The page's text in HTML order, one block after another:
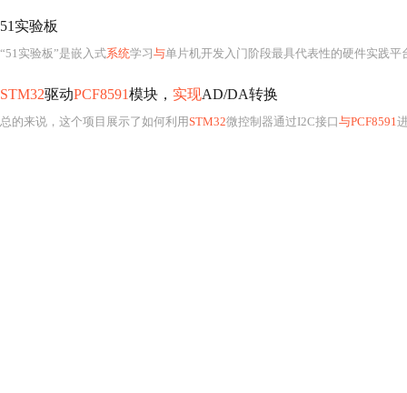
51实验板
“51实验板”是嵌入式系统学习与单片机开发入门阶段最具代表性的硬件实践平台之一，其核心围绕经典8位微控制器——Intel 8051架构及其众多
STM32驱动PCF8591模块， 实现AD/DA转换
总的来说，这个项目展示了如何利用STM32微控制器通过I2C接口与PCF8591